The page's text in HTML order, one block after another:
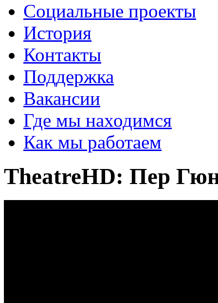
Социальные проекты
История
Контакты
Поддержка
Вакансии
Где мы находимся
Как мы работаем
TheatreHD: Пер